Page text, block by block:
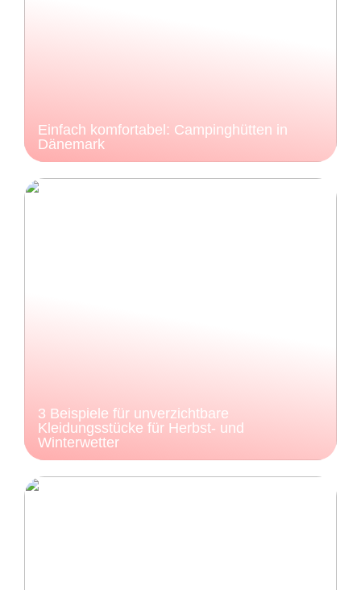
Einfach komfortabel: Campinghütten in
Dänemark
3 Beispiele für unverzichtbare
Kleidungsstücke für Herbst- und
Winterwetter